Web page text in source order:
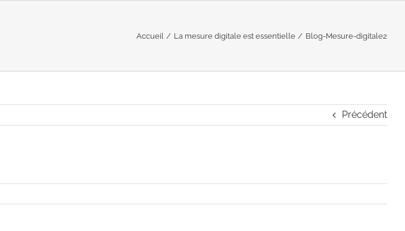
Accueil La mesure digitale est essentielle Blog-Mesure-digitale2
Précédent